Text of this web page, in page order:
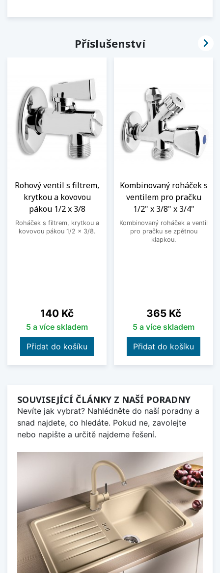
Příslušenství
Rohový ventil s filtrem,
krytkou a kovovou
pákou 1/2 x 3/8
Roháček s filtrem, krytkou a
kovovou pákou 1/2 x 3/8.
Cena
140 Kč
5 a více skladem
Přidat do košíku
Kombinovaný roháček s
ventilem pro pračku
1/2" x 3/8" x 3/4"
Kombinovaný roháček a ventil
pro pračku se zpětnou
klapkou.
Cena
365 Kč
5 a více skladem
Přidat do košíku

SOUVISEJÍCÍ ČLÁNKY Z NAŠÍ PORADNY
Nevíte jak vybrat? Nahlédněte do naší poradny a
snad najdete, co hledáte. Pokud ne, zavolejte
nebo napište a určitě najdeme řešení.